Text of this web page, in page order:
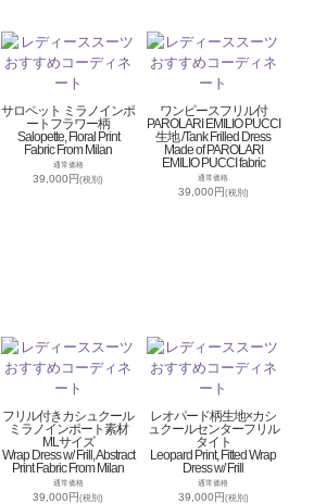
サロペット ミラノインポ
ートフラワー柄
Salopette, Floral Print
Fabric From Milan
通常価格
39,000円(税別)
ワンピースフリル付
PAROLARI EMILIO PUCCI
生地 /Tank Frilled Dress
Made of PAROLARI
EMILIO PUCCI fabric
通常価格
39,000円(税別)
フリル付きカシュクール
ミラノインポート素材
MLサイズ
Wrap Dress w/ Frill, Abstract
Print Fabric From Milan
通常価格
39,000円(税別)
レオパード柄生地×カシ
ュクールセンターフリル
タイト
Leopard Print, Fitted Wrap
Dress w/ Frill
通常価格
39,000円(税別)